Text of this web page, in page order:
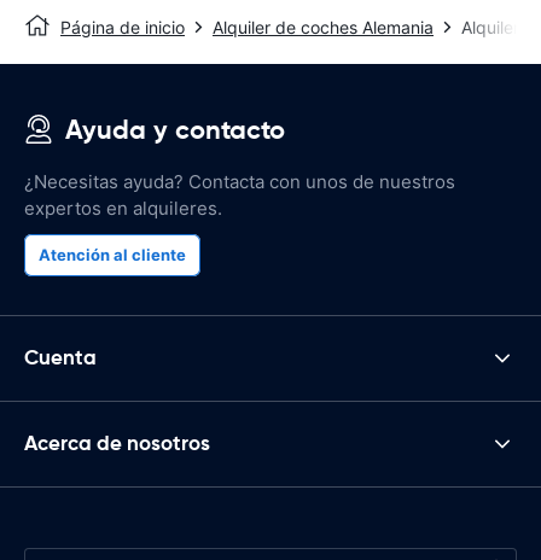
Página de inicio Alquiler de coches Alemania Alquiler
Ayuda y contacto
¿Necesitas ayuda? Contacta con unos de nuestros
expertos en alquileres.
Atención al cliente
Cuenta
Acerca de nosotros